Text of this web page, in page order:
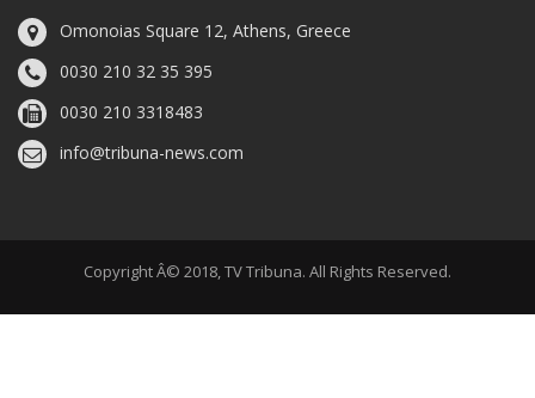
Omonoias Square 12, Athens, Greece
0030 210 32 35 395
0030 210 3318483
info@tribuna-news.com
Copyright Â© 2018, TV Tribuna. All Rights Reserved.